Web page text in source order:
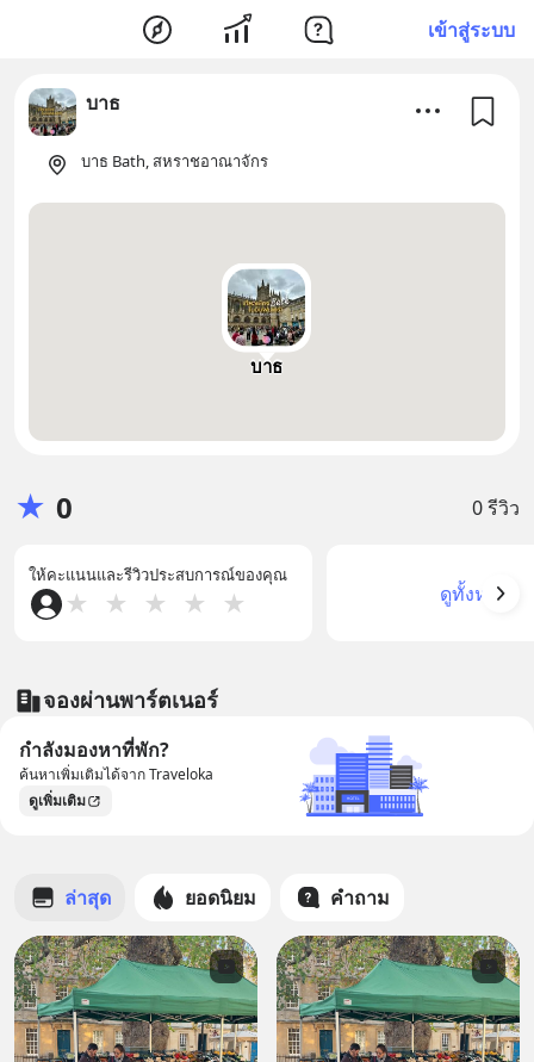
เข้าสู่ระบบ
บาธ
บาธ Bath, สหราชอาณาจักร
บาธ
★ 0 0 รีวิว
ให้คะแนนและรีวิวประสบการณ์ของคุณ
★ ★ ★ ★ ★ ดูทั้งหมด
จองผ่านพาร์ตเนอร์
กำลังมองหาที่พัก?
ค้นหาเพิ่มเติมได้จาก Traveloka
ดูเพิ่มเติม
ล่าสุด ยอดนิยม คำถาม